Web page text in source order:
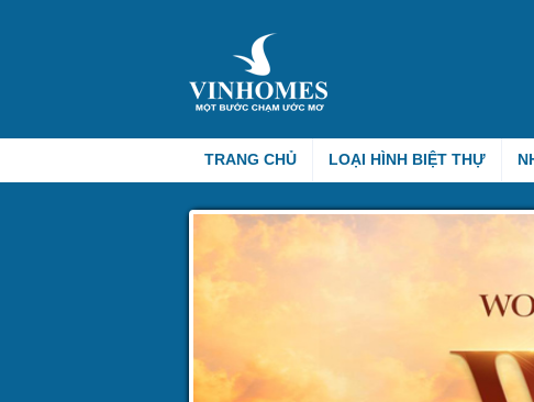
TRANG CHỦ LOẠI HÌNH BIỆT THỰ